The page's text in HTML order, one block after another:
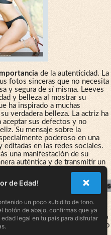
de la autenticidad. La
fotos sinceras que no necesita
y segura de sí misma. Leeves
y belleza al mostrar su
ha inspirado a muchas
verdadera belleza. La actriz ha
aceptar sus defectos y no
Su mensaje sobre la
poderoso en una
editadas en las redes sociales.
una manifestación de su
auténtica y de transmitir un
Historia Detrás De Las Fotos
ha compartido en sus
y sin filtros, mostrando
imágenes no solo han inspirado
sino que también han tenido
sobre los estándares de
de Edad!
un poco subidito de tono.
botón de abajo, confirmas que ya
legal en tu país para disfrutar